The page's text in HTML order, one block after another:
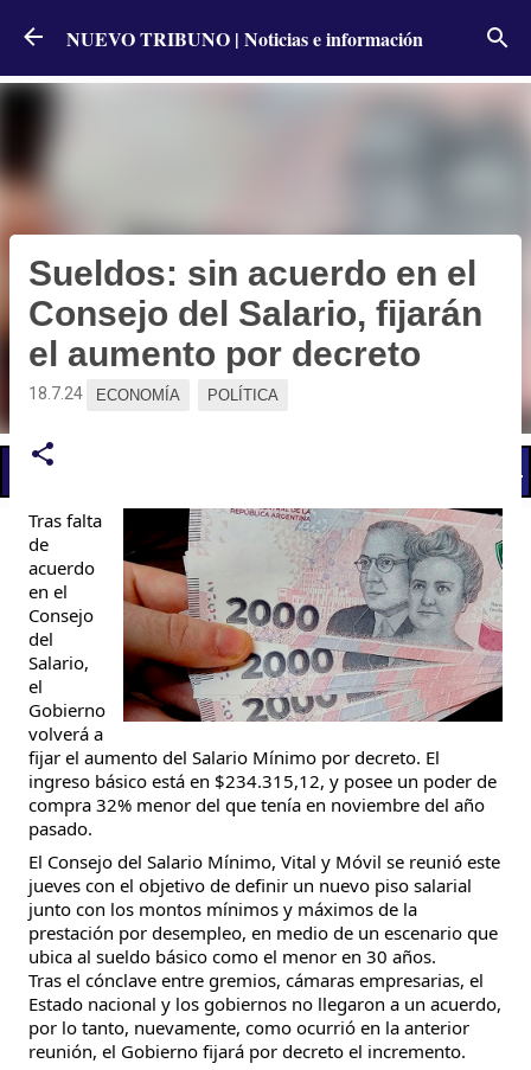
Ir al contenido principal
NUEVO TRIBUNO | Noticias e información
📢 LO ÚLTIMO
Sueldos: sin acuerdo en el
Consejo del Salario, fijarán
el aumento por decreto
18.7.24 ECONOMÍA POLÍTICA
Tras falta
de
acuerdo
en el
Consejo
del
Salario,
el
Gobierno
volverá a
fijar el aumento del Salario Mínimo por decreto. El
ingreso básico está en $234.315,12, y posee un poder de
compra 32% menor del que tenía en noviembre del año
pasado.
El Consejo del Salario Mínimo, Vital y Móvil se reunió este
jueves con el objetivo de definir un nuevo piso salarial
junto con los montos mínimos y máximos de la
prestación por desempleo, en medio de un escenario que
ubica al sueldo básico como el menor en 30 años.
Tras el cónclave entre gremios, cámaras empresarias, el
Estado nacional y los gobiernos no llegaron a un acuerdo,
por lo tanto, nuevamente, como ocurrió en la anterior
reunión, el Gobierno fijará por decreto el incremento.